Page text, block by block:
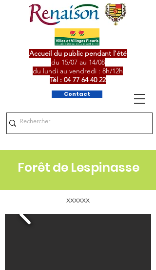
Contact
Accueil du public pendant l'été
du 15/07 au 14/08
du lundi au vendredi : 8h/12h
Tél : 04 77 64 40 22
Forêt de Lespinasse
xxxxxx